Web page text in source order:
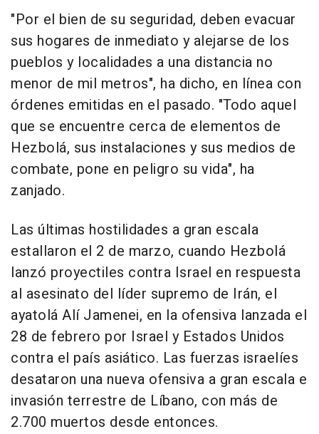
"Por el bien de su seguridad, deben evacuar
sus hogares de inmediato y alejarse de los
pueblos y localidades a una distancia no
menor de mil metros", ha dicho, en línea con
órdenes emitidas en el pasado. "Todo aquel
que se encuentre cerca de elementos de
Hezbolá, sus instalaciones y sus medios de
combate, pone en peligro su vida", ha
zanjado.
Las últimas hostilidades a gran escala
estallaron el 2 de marzo, cuando Hezbolá
lanzó proyectiles contra Israel en respuesta
al asesinato del líder supremo de Irán, el
ayatolá Alí Jamenei, en la ofensiva lanzada el
28 de febrero por Israel y Estados Unidos
contra el país asiático. Las fuerzas israelíes
desataron una nueva ofensiva a gran escala e
invasión terrestre de Líbano, con más de
2.700 muertos desde entonces.